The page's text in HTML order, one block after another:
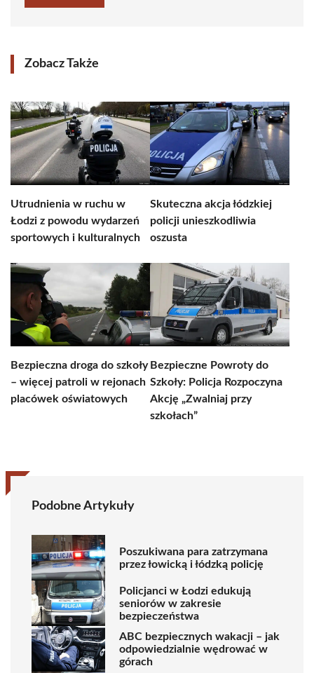
Zobacz Także
Utrudnienia w ruchu w
Łodzi z powodu wydarzeń
sportowych i kulturalnych
Skuteczna akcja łódzkiej
policji unieszkodliwia
oszusta
Bezpieczna droga do szkoły
– więcej patroli w rejonach
placówek oświatowych
Bezpieczne Powroty do
Szkoły: Policja Rozpoczyna
Akcję „Zwalniaj przy
szkołach”
Podobne Artykuły
Poszukiwana para zatrzymana
przez łowicką i łódzką policję
Policjanci w Łodzi edukują
seniorów w zakresie
bezpieczeństwa
ABC bezpiecznych wakacji – jak
odpowiedzialnie wędrować w
górach